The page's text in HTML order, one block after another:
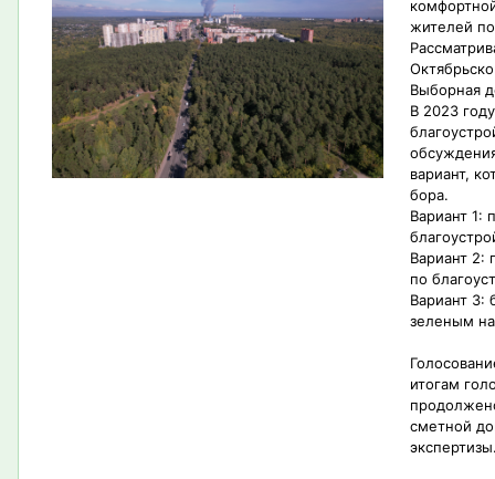
жителей
Выборная
В 2023
вариант,
бора.
Вариант 1:
Вариант 2:
по
Вариант 3:
зеленым
итогам
сметной